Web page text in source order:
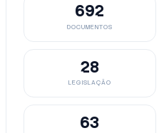
692
DOCUMENTOS
28
LEGISLAÇÃO
63